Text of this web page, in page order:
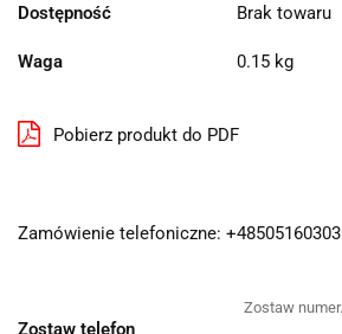
Dostępność Brak towaru
Waga 0.15 kg
Pobierz produkt do PDF
Zamówienie telefoniczne: +48505160303
Zostaw telefon